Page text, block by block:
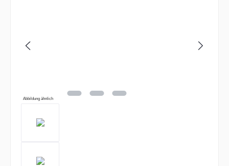
Abbildung ähnlich